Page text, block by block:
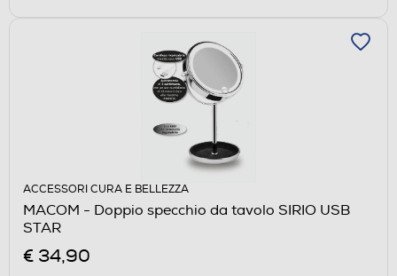
ACCESSORI CURA E BELLEZZA
MACOM - Doppio specchio da tavolo SIRIO USB
STAR
€ 34,90